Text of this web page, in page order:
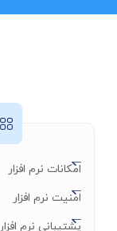
امکانات نرم افزار
امنیت نرم افزار
پشتیبانی نرم افزار